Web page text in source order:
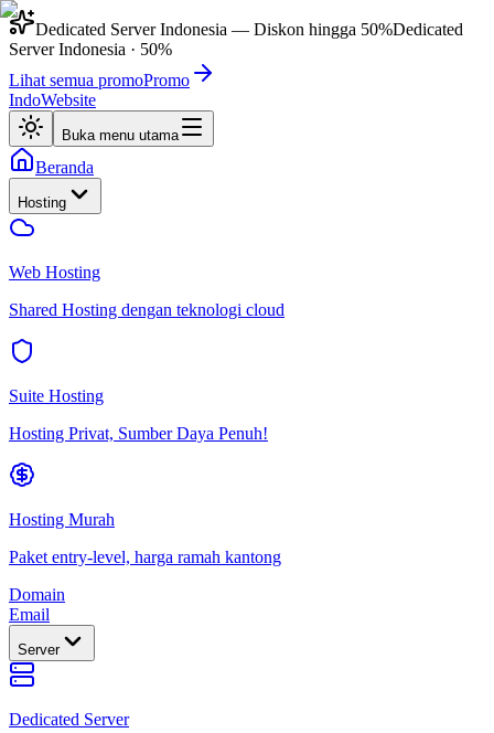
Dedicated Server Indonesia — Diskon hingga 50%Dedicated
Server Indonesia · 50%
Lihat semua promoPromo
IndoWebsite
Buka menu utama
Beranda
Hosting
Web Hosting
Shared Hosting dengan teknologi cloud
Suite Hosting
Hosting Privat, Sumber Daya Penuh!
Hosting Murah
Paket entry-level, harga ramah kantong
Domain
Email
Server
Dedicated Server